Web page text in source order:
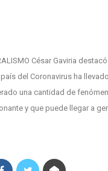
César Gaviria
del Coronavirus ha
una cantidad de
y que puede llegar a